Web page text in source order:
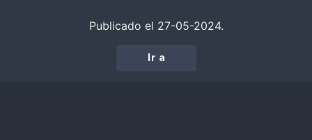
Publicado el 27-05-2024.
Ir a